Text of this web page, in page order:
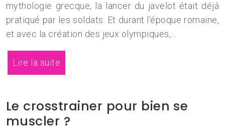
mythologie grecque, la lancer du javelot était déjà
pratiqué par les soldats. Et durant l’époque romaine,
et avec la création des jeux olympiques,…
Lire la suite
Le crosstrainer pour bien se
muscler ?